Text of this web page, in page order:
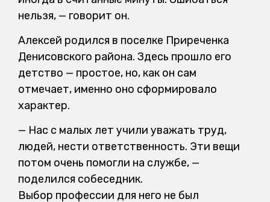
нельзя, — говорит он.
Алексей родился в поселке Приреченка
Денисовского района. Здесь прошло его
детство — простое, но, как он сам
отмечает, именно оно сформировало
характер.
— Нас с малых лет учили уважать труд,
людей, нести ответственность. Эти вещи
потом очень помогли на службе, —
поделился собеседник.
Выбор профессии для него не был